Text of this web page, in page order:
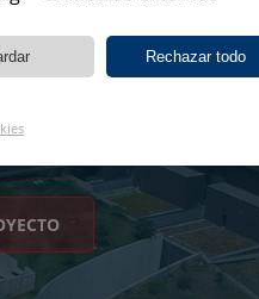
DÍAZ
VER